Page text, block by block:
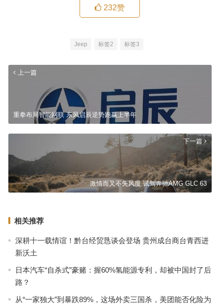
232赞
Jeep 标签2 标签3
上一篇
重拳布局智能网联 东风启辰逆势跑赢上半年
下一篇
激情而又不失风度 试驾奔驰AMG GLC 63
相关推荐
深耕十一载情谊！黔台经贸恳谈会登场 贵州成台商台青西进
新沃土
日本汽车“自杀式”豪赌：握60%氢能源专利，却被中国封了后
路？
从“一家独大”到暴跌89%，这场外卖三国杀，美团能否化险为